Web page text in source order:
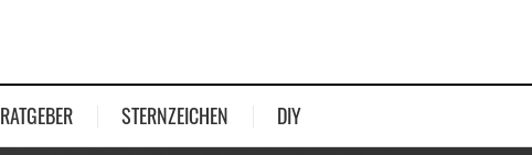
RATGEBER STERNZEICHEN DIY